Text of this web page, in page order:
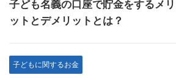
子ども名義の口座で貯金をするメリ
ットとデメリットとは？
子どもに関するお金